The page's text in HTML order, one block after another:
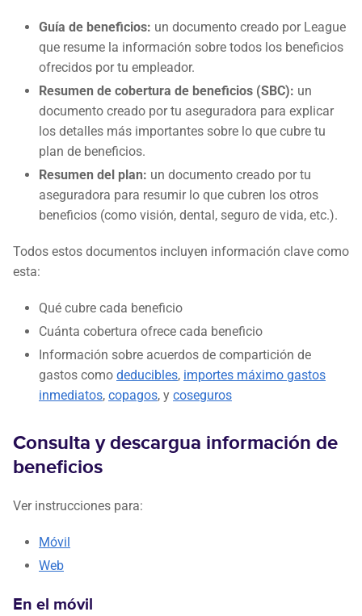
Guía de beneficios: un documento creado por League
que resume la información sobre todos los beneficios
ofrecidos por tu empleador.
Resumen de cobertura de beneficios (SBC): un
documento creado por tu aseguradora para explicar
los detalles más importantes sobre lo que cubre tu
plan de beneficios.
Resumen del plan: un documento creado por tu
aseguradora para resumir lo que cubren los otros
beneficios (como visión, dental, seguro de vida, etc.).
Todos estos documentos incluyen información clave como
esta:
Qué cubre cada beneficio
Cuánta cobertura ofrece cada beneficio
Información sobre acuerdos de compartición de
gastos como deducibles, importes máximo gastos
inmediatos, copagos, y coseguros
Consulta y descargua información de
beneficios
Ver instrucciones para:
Móvil
Web
En el móvil